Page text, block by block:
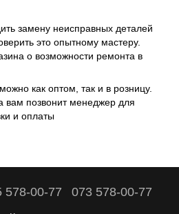
замену неисправных деталей
это опытному мастеру.
о возможности ремонта в
как оптом, так и в розницу.
вам позвонит менеджер для
и оплаты
578-00-77 073 578-00-77